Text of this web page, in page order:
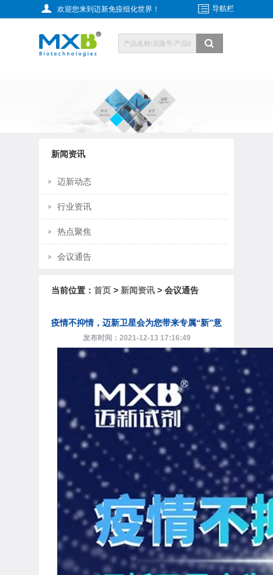
欢迎您来到迈新免疫组化世界！ 导航栏
新闻资讯
迈新动态
行业资讯
热点聚焦
会议通告
当前位置： 首页 > 新闻资讯 > 会议通告
疫情不抑情，迈新卫星会为您带来专属“新”意
发布时间：2021-12-13 17:16:49